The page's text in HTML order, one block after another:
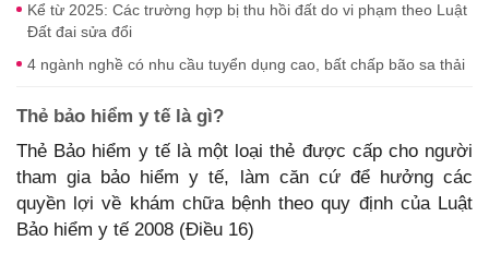
Kể từ 2025: Các trường hợp bị thu hồi đất do vi phạm theo Luật
Đất đai sửa đổi
4 ngành nghề có nhu cầu tuyển dụng cao, bất chấp bão sa thải
Thẻ bảo hiểm y tế là gì?
Thẻ Bảo hiểm y tế là một loại thẻ được cấp cho người
tham gia bảo hiểm y tế, làm căn cứ để hưởng các
quyền lợi về khám chữa bệnh theo quy định của Luật
Bảo hiểm y tế 2008 (Điều 16)